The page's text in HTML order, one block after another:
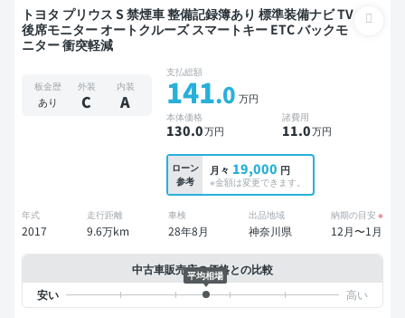
トヨタ プリウス S 禁煙車 整備記録簿あり 標準装備ナビ TV
後席モニター オートクルーズ スマートキー ETC バックモ
ニター 衝突軽減
板金歴
あり
外装
C
内装
A
支払総額
141.0 万円
本体価格
130.0万円
諸費用
11.0万円
ローン
参考
月々 19,000 円
※金額は変更できます。
年式
2017
走行距離
9.6万km
車検
28年8月
出品地域
神奈川県
納期の目安 ※
12月〜1月
中古車販売店の価格との比較
平均相場